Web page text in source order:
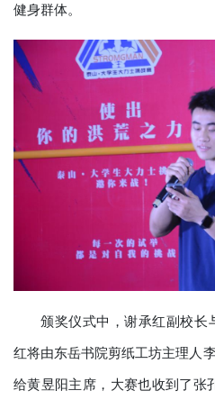
健身群体。
颁奖仪式中，谢承红副校长
红将由东岳书院剪纸工坊主理人
给黄昱阳主席，大赛也收到了张